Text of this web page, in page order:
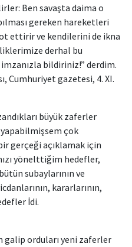
Ben savaşta daima o
gereken hareketleri
ettirir ve kendilerini de ikna
derhal bu
bildiriniz!” derdim.
Cumhuriyet gazetesi, 4. XI.
büyük zaferler
çok
gerçeği açıklamak için
yönelttiğim hedefler,
subaylarının ve
kararlarının,
İdi.
galip orduları yeni zaferler